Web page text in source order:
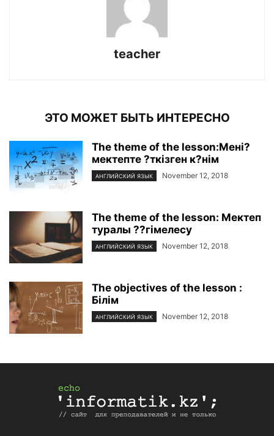
teacher
ЭТО МОЖЕТ БЫТЬ ИНТЕРЕСНО
The theme of the lesson:Мені?
мектепте ?ткізген к?нім
АНГЛИЙСКИЙ ЯЗЫК November 12, 2018
The theme of the lesson: Мектеп
туралы ??гімелесу
АНГЛИЙСКИЙ ЯЗЫК November 12, 2018
The objectives of the lesson :
Білім
АНГЛИЙСКИЙ ЯЗЫК November 12, 2018